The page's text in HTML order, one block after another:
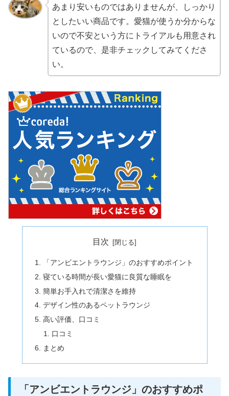
あまり安いものではありませんが、しっかり
としたいい商品です。愛猫が使うか分からな
いので不安という方にトライアルも用意され
ているので、是非チェックしてみてくださ
い。
目次
「アンビエントラウンジ」のおすすめポイント
寝ている時間が長い愛猫に良質な睡眠を
簡単お手入れで清潔さを維持
デザイン性のあるペットラウンジ
高い評価、口コミ
口コミ
まとめ
「アンビエントラウンジ」のおすすめポ